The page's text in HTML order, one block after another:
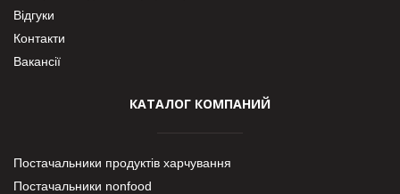
Відгуки
Контакти
Вакансії
КАТАЛОГ КОМПАНИЙ
Постачальники продуктів харчування
Постачальники nonfood